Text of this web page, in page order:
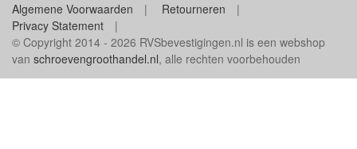
Algemene Voorwaarden
Retourneren
Privacy Statement
© Copyright 2014 - 2026 RVSbevestigingen.nl is een webshop
van schroevengroothandel.nl, alle rechten voorbehouden